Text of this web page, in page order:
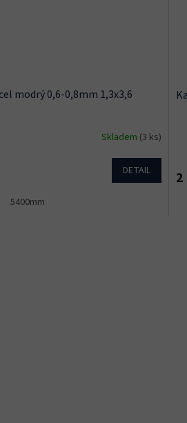
modrý 0,6-0,8mm 1,3x3,6
Skladem (3 ks)
DETAIL
5400mm